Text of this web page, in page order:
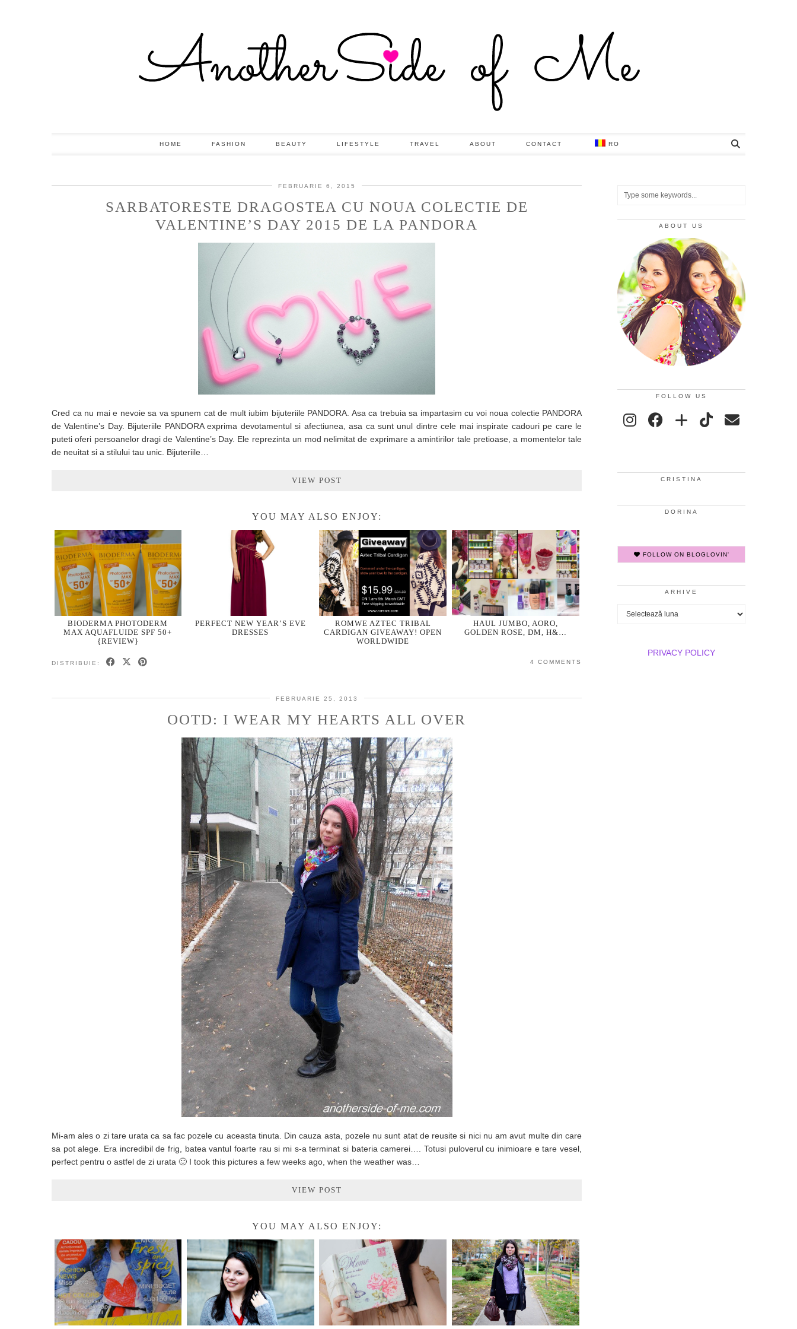
HOME FASHION BEAUTY LIFESTYLE TRAVEL ABOUT CONTACT RO
FEBRUARIE 6, 2015
SARBATORESTE DRAGOSTEA CU NOUA COLECTIE DE
VALENTINE’S DAY 2015 DE LA PANDORA
Cred ca nu mai e nevoie sa va spunem cat de mult iubim bijuteriile PANDORA. Asa ca trebuia sa impartasim cu voi noua colectie PANDORA
de Valentine’s Day. Bijuteriile PANDORA exprima devotamentul si afectiunea, asa ca sunt unul dintre cele mai inspirate cadouri pe care le
puteti oferi persoanelor dragi de Valentine’s Day. Ele reprezinta un mod nelimitat de exprimare a amintirilor tale pretioase, a momentelor tale
de neuitat si a stilului tau unic. Bijuteriile…
VIEW POST
YOU MAY ALSO ENJOY:
BIODERMA PHOTODERM
MAX AQUAFLUIDE SPF 50+
{REVIEW}
PERFECT NEW YEAR’S EVE
DRESSES
ROMWE AZTEC TRIBAL
CARDIGAN GIVEAWAY! OPEN
WORLDWIDE
HAUL JUMBO, AORO,
GOLDEN ROSE, DM, H&…
DISTRIBUIE: 4 COMMENTS
FEBRUARIE 25, 2013
OOTD: I WEAR MY HEARTS ALL OVER
Mi-am ales o zi tare urata ca sa fac pozele cu aceasta tinuta. Din cauza asta, pozele nu sunt atat de reusite si nici nu am avut multe din care
sa pot alege. Era incredibil de frig, batea vantul foarte rau si mi s-a terminat si bateria camerei…. Totusi puloverul cu inimioare e tare vesel,
perfect pentru o astfel de zi urata 🙂 I took this pictures a few weeks ago, when the weather was…
VIEW POST
YOU MAY ALSO ENJOY:
ABOUT US
FOLLOW US
CRISTINA
DORINA
FOLLOW ON BLOGLOVIN'
ARHIVE
Arhive
PRIVACY POLICY